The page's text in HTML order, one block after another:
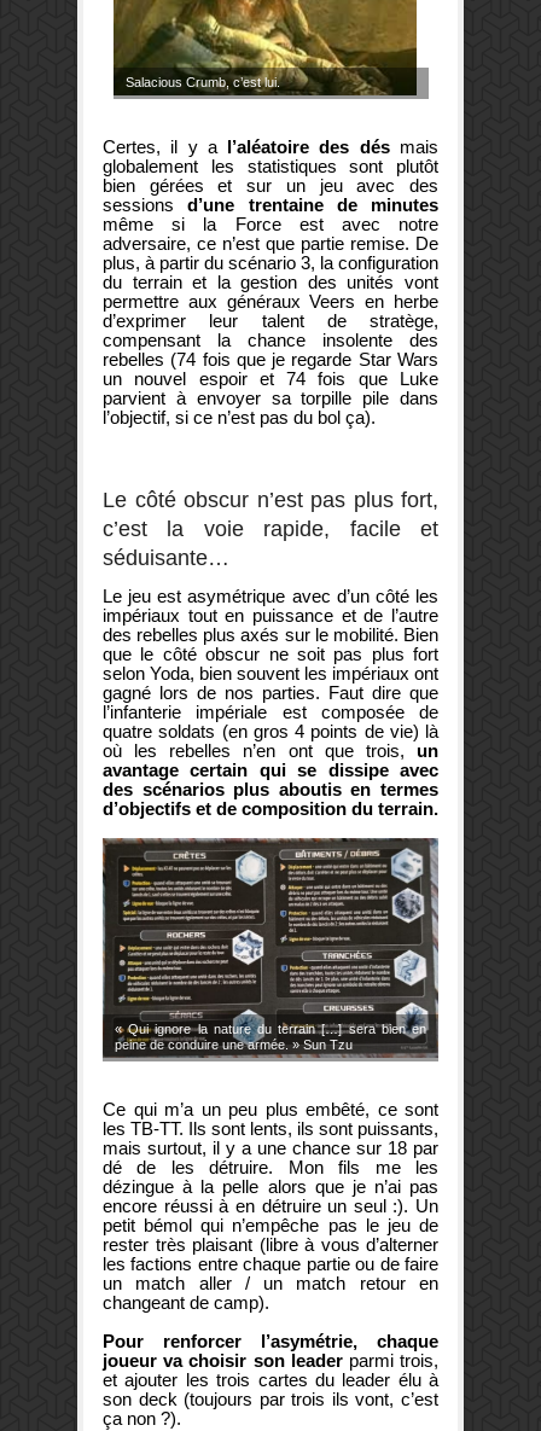
Salacious Crumb, c’est lui.
Certes, il y a l’aléatoire des désmais
globalement les statistiques sont plutôt
bien gérées et sur un jeu avec des
sessionsd’une trentaine de minutes
même si la Force est avec notre
adversaire, ce n’est que partie remise. De
plus, à partir du scénario 3, la configuration
du terrain et la gestion des unités vont
permettre aux généraux Veers en herbe
d’exprimer leur talent de stratège,
compensant la chance insolente des
rebelles (74 fois que je regarde Star Wars
un nouvel espoir et 74 fois que Luke
parvient à envoyer sa torpille pile dans
l’objectif, si ce n’est pas du bol ça).
Le côté obscur n’est pas plus fort,
c’est la voie rapide, facile et
séduisante…
Le jeu est asymétrique avec d’un côté les
impériaux tout en puissance et de l’autre
des rebelles plus axés sur le mobilité. Bien
que le côté obscur ne soit pas plus fort
selon Yoda, bien souvent les impériaux ont
gagné lors de nos parties. Faut dire que
l’infanterie impériale est composée de
quatre soldats (en gros 4 points de vie) là
où les rebelles n’en ont que trois, un
avantage certain qui se dissipe avec
des scénarios plus aboutis en termes
d’objectifs et de composition du terrain.
« Qui ignore la nature du terrain […] sera bien en
peine de conduire une armée. » Sun Tzu
Ce qui m’a un peu plus embêté, ce sont
les TB-TT. Ils sont lents, ils sont puissants,
mais surtout, il y a une chance sur 18 par
dé de les détruire. Mon fils me les
dézingue à la pelle alors que je n’ai pas
encore réussi à en détruire un seul :). Un
petit bémol qui n’empêche pas le jeu de
rester très plaisant (libre à vous d’alterner
les factions entre chaque partie ou de faire
un match aller / un match retour en
changeant de camp).
Pour renforcer l’asymétrie, chaque
joueur va choisir son leaderparmi trois,
et ajouter les trois cartes du leader élu à
son deck (toujours par trois ils vont, c’est
ça non ?).